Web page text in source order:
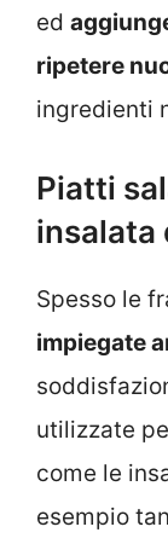
ed
ripetere
ingredienti
Piatti
insalata
Spesso le
impiegate
utilizzate
come le
esempio